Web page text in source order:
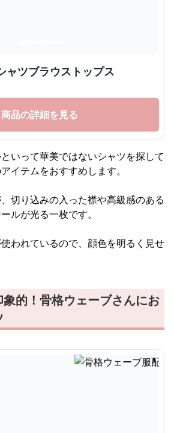
ャツブラウストップス
商品の詳細を見る
いって華美ではないシャツを探して
イテムをおすすめします。
切り込みの入った襟や高級感のある
ルが光る一枚です。
われているので、顔色を明るく見せ
的！骨格ウェーブさんにお